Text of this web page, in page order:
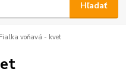
Hľadať
Fialka voňavá - kvet